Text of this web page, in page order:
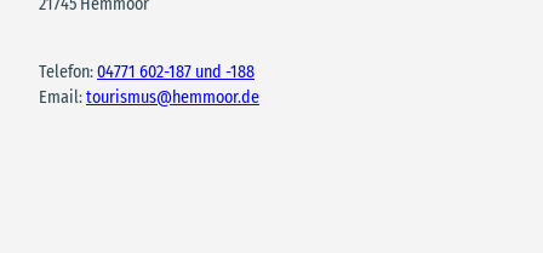
Telefon:04771 602-187 und -188
Email:tourismus@hemmoor.de